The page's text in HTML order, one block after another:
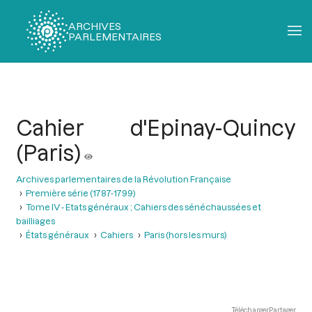
ARCHIVES
PARLEMENTAIRES
Cahier d'Epinay-Quincy
(Paris)
Archives parlementaires de la Révolution Française
Première série (1787-1799)
Tome IV - Etats généraux ; Cahiers des sénéchaussées et
bailliages
États généraux
Cahiers Paris (hors les murs)
TéléchargerPartager